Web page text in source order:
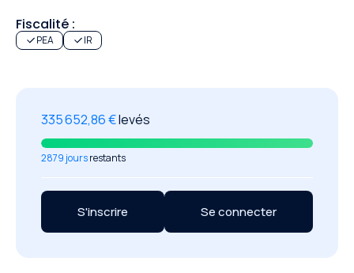
Fiscalité :
PEA IR
335 652,86 €levés
2879 joursrestants
S'inscrire Se connecter